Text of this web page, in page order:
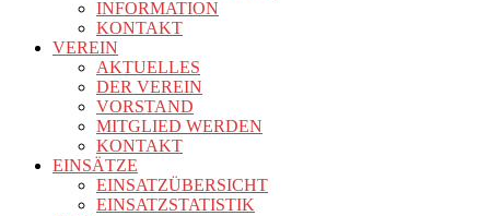
INFORMATION
KONTAKT
VEREIN
AKTUELLES
DER VEREIN
VORSTAND
MITGLIED WERDEN
KONTAKT
EINSÄTZE
EINSATZÜBERSICHT
EINSATZSTATISTIK